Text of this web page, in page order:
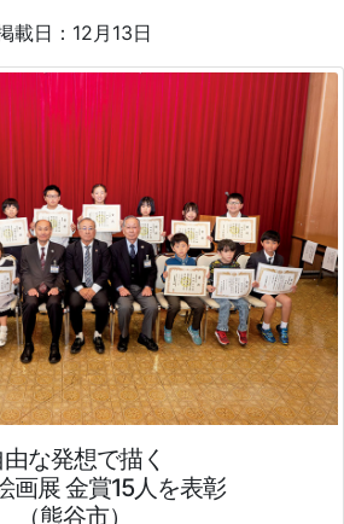
載日：12月13日
由な発想で描く
画展 金賞15人を表彰
（熊谷市）